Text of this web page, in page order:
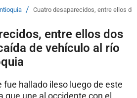
/ Cuatro desaparecidos, entre ellos
entre ellos dos
de vehículo al río
fue hallado ileso luego de este
que une al occidente con el